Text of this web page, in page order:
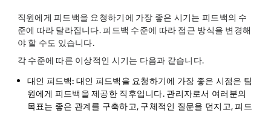
직원에게 피드백을 요청하기에 가장 좋은 시기는 피드백의 수
준에 따라 달라집니다. 피드백 수준에 따라 접근 방식을 변경해
야 할 수도 있습니다.
각 수준에 따른 이상적인 시기는 다음과 같습니다.
대인 피드백: 대인 피드백을 요청하기에 가장 좋은 시점은 팀
원에게 피드백을 제공한 직후입니다. 관리자로서 여러분의
목표는 좋은 관계를 구축하고, 구체적인 질문을 던지고, 피드